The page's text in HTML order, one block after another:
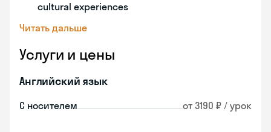
cultural experiences
Читать дальше
Услуги и цены
Английский язык
С носителем от 3190 ₽ / урок